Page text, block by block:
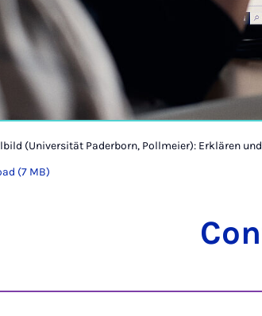
(Universität Paderborn, Pollmeier): Erklären
(7 MB)